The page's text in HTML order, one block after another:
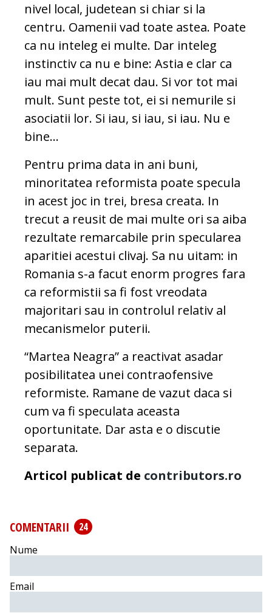
nivel local, judetean si chiar si la
centru. Oamenii vad toate astea. Poate
ca nu inteleg ei multe. Dar inteleg
instinctiv ca nu e bine: Astia e clar ca
iau mai mult decat dau. Si vor tot mai
mult. Sunt peste tot, ei si nemurile si
asociatii lor. Si iau, si iau, si iau. Nu e
bine…
Pentru prima data in ani buni,
minoritatea reformista poate specula
in acest joc in trei, bresa creata. In
trecut a reusit de mai multe ori sa aiba
rezultate remarcabile prin specularea
aparitiei acestui clivaj. Sa nu uitam: in
Romania s-a facut enorm progres fara
ca reformistii sa fi fost vreodata
majoritari sau in controlul relativ al
mecanismelor puterii.
“Martea Neagra” a reactivat asadar
posibilitatea unei contraofensive
reformiste. Ramane de vazut daca si
cum va fi speculata aceasta
oportunitate. Dar asta e o discutie
separata.
Articol publicat de contributors.ro
COMENTARII
24
Nume
Email